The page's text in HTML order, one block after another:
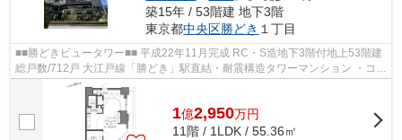
築15年 / 53階建 地下3階
東京都中央区勝どき １丁目
■■勝どきビュータワー■■ 平成22年11月完成 RC・S造地下3階付地上53階建
総戸数/712戸 大江戸線「勝どき」駅直結・耐震構造タワーマンション ・コン
シェルジュサービス＆24時間有人...
1億2,950万円
11階 / 1LDK / 55.36㎡